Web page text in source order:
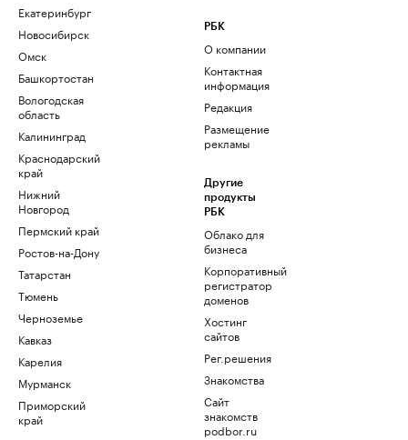
Екатеринбург
Новосибирск
Омск
Башкортостан
Вологодская
область
Калининград
Краснодарский
край
Нижний
Новгород
Пермский край
Ростов-на-Дону
Татарстан
Тюмень
Черноземье
Кавказ
Карелия
Мурманск
Приморский
край
РБК
О компании
Контактная
информация
Редакция
Размещение
рекламы
Другие
продукты
РБК
Облако для
бизнеса
Корпоративный
регистратор
доменов
Хостинг
сайтов
Рег.решения
Знакомства
Сайт
знакомств
podbor.ru